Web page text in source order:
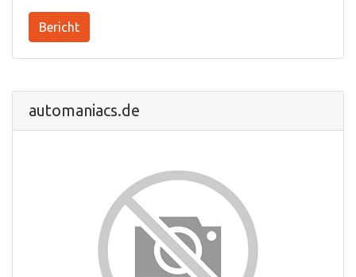
Bericht
automaniacs.de